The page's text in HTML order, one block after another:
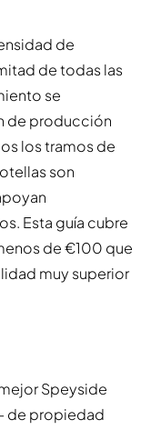
de
de todas las
se
de producción
los tramos de
son
Esta guía cubre
de €100 que
muy superior
Speyside
de propiedad